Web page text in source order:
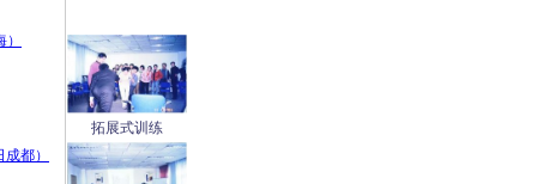
都）
拓展式训练